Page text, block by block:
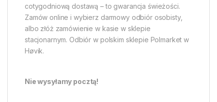
cotygodniową dostawą – to gwarancja świeżości.
Zamów online i wybierz darmowy odbiór osobisty,
albo złóż zamówienie w kasie w sklepie
stacjonarnym. Odbiór w polskim sklepie Polmarket w
Høvik.
Nie wysyłamy pocztą!